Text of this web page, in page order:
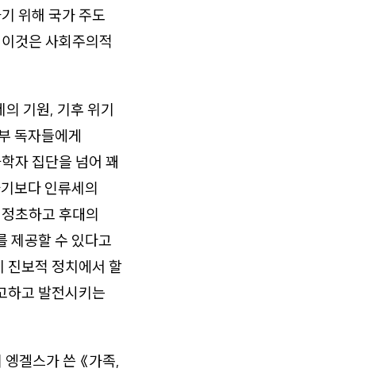
위해 국가 주도
것은 사회주의적
의 기원, 기후 위기
독자들에게
자 집단을 넘어 꽤
보다 인류세의
초하고 후대의
제공할 수 있다고
진보적 정치에서 할
하고 발전시키는
엥겔스가 쓴 《가족,